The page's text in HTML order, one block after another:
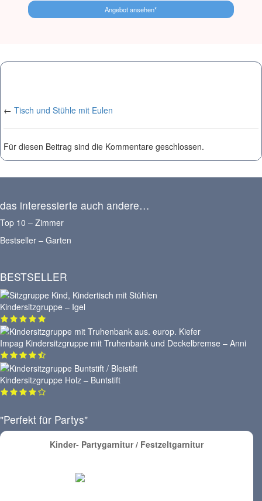
Angebot ansehen*
← Tisch und Stühle mit Eulen
Für diesen Beitrag sind die Kommentare geschlossen.
das interessierte auch andere…
Top 10 – Zimmer
Bestseller – Garten
BESTSELLER
Kindersitzgruppe – Igel
Impag Kindersitzgruppe mit Truhenbank und Deckelbremse – Anni
Kindersitzgruppe Holz – Buntstift
"Perfekt für Partys"
Kinder- Partygarnitur / Festzeltgarnitur